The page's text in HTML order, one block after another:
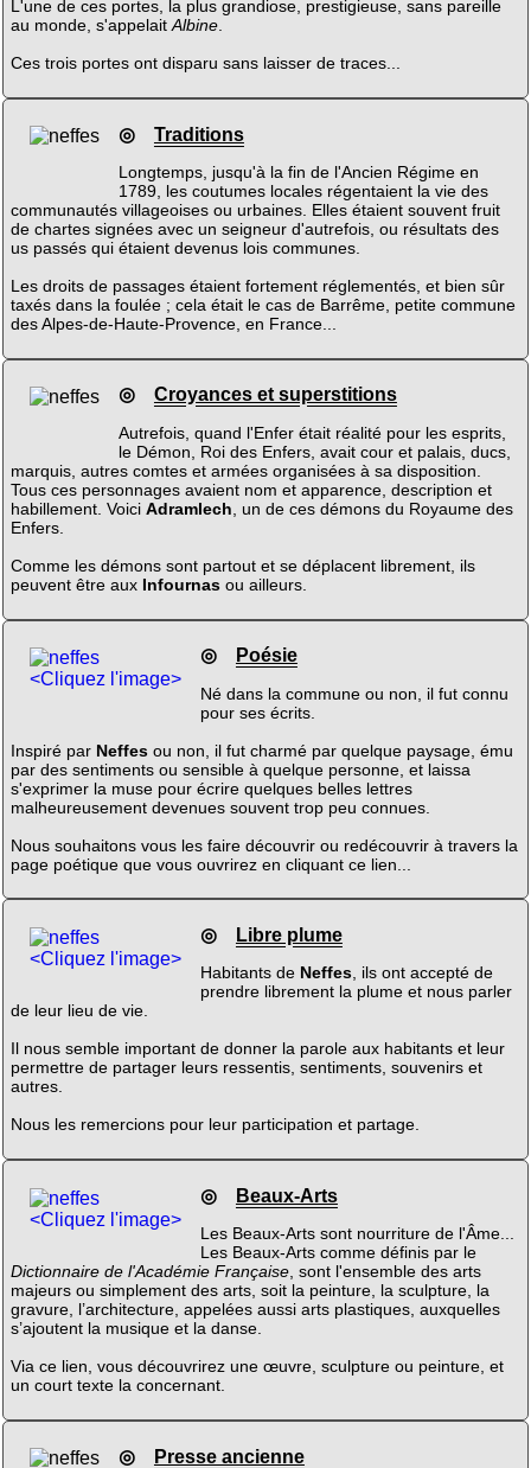
L'une de ces portes, la plus grandiose, prestigieuse, sans pareille
au monde, s'appelait Albine.
Ces trois portes ont disparu sans laisser de traces...
◎ Traditions
Longtemps, jusqu'à la fin de l'Ancien Régime en
1789, les coutumes locales régentaient la vie des
communautés villageoises ou urbaines. Elles étaient souvent fruit
de chartes signées avec un seigneur d'autrefois, ou résultats des
us passés qui étaient devenus lois communes.
Les droits de passages étaient fortement réglementés, et bien sûr
taxés dans la foulée ; cela était le cas de Barrême, petite commune
des Alpes-de-Haute-Provence, en France...
◎ Croyances et superstitions
Autrefois, quand l'Enfer était réalité pour les esprits,
le Démon, Roi des Enfers, avait cour et palais, ducs,
marquis, autres comtes et armées organisées à sa disposition.
Tous ces personnages avaient nom et apparence, description et
habillement. Voici Adramlech , un de ces démons du Royaume des
Enfers.
Comme les démons sont partout et se déplacent librement, ils
peuvent être aux Infournasou ailleurs.
<Cliquez l'image>
◎ Poésie
Né dans la commune ou non, il fut connu
pour ses écrits.
Inspiré par Neffesou non, il fut charmé par quelque paysage, ému
par des sentiments ou sensible à quelque personne, et laissa
s'exprimer la muse pour écrire quelques belles lettres
malheureusement devenues souvent trop peu connues.
Nous souhaitons vous les faire découvrir ou redécouvrir à travers la
page poétique que vous ouvrirez en cliquant ce lien...
<Cliquez l'image>
◎ Libre plume
Habitants de Neffes, ils ont accepté de
prendre librement la plume et nous parler
de leur lieu de vie.
Il nous semble important de donner la parole aux habitants et leur
permettre de partager leurs ressentis, sentiments, souvenirs et
autres.
Nous les remercions pour leur participation et partage.
<Cliquez l'image>
◎ Beaux-Arts
Les Beaux-Arts sont nourriture de l'Âme...
Les Beaux-Arts comme définis par le
Dictionnaire de l'Académie Française, sont l'ensemble des arts
majeurs ou simplement des arts, soit la peinture, la sculpture, la
gravure, l’architecture, appelées aussi arts plastiques, auxquelles
s’ajoutent la musique et la danse.
Via ce lien, vous découvrirez une œuvre, sculpture ou peinture, et
un court texte la concernant.
◎ Presse ancienne